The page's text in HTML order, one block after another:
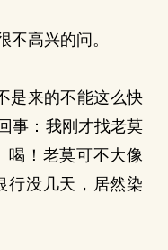
高兴的问。
来的不能这么快
事：我刚才找老莫
喝！老莫可不大像
行没几天，居然染